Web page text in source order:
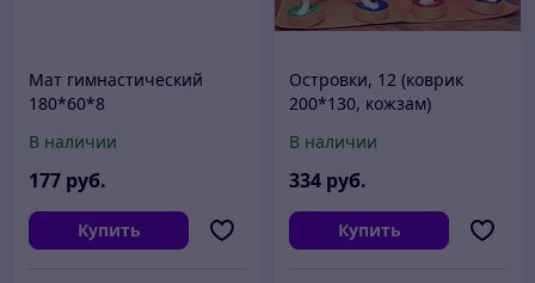
Мат гимнастический
180*60*8
В наличии
177 руб.
Купить
Островки, 12 (коврик
200*130, кожзам)
В наличии
334 руб.
Купить